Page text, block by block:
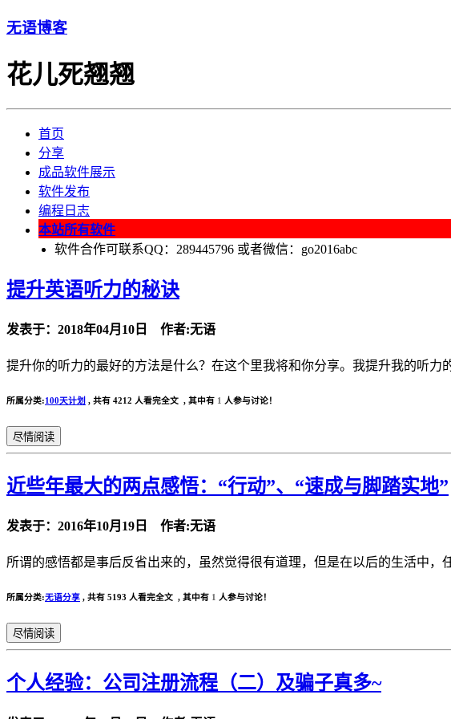
无语博客
花儿死翘翘
首页
分享
成品软件展示
软件发布
编程日志
本站所有软件
软件合作可联系QQ：289445796 或者微信：go2016abc
提升英语听力的秘诀
发表于：2018年04月10日 作者:无语
提升你的听力的最好的方法是什么？在这个里我将和你分享。我提升我的听
所属分类:100天计划 , 共有 4212 人看完全文 , 其中有 1 人参与讨论！
尽情阅读
近些年最大的两点感悟：“行动”、“速成与脚踏实地”
发表于：2016年10月19日 作者:无语
所谓的感悟都是事后反省出来的，虽然觉得很有道理，但是在以后的生活中，
所属分类:无语分享 , 共有 5193 人看完全文 , 其中有 1 人参与讨论！
尽情阅读
个人经验：公司注册流程（二）及骗子真多~